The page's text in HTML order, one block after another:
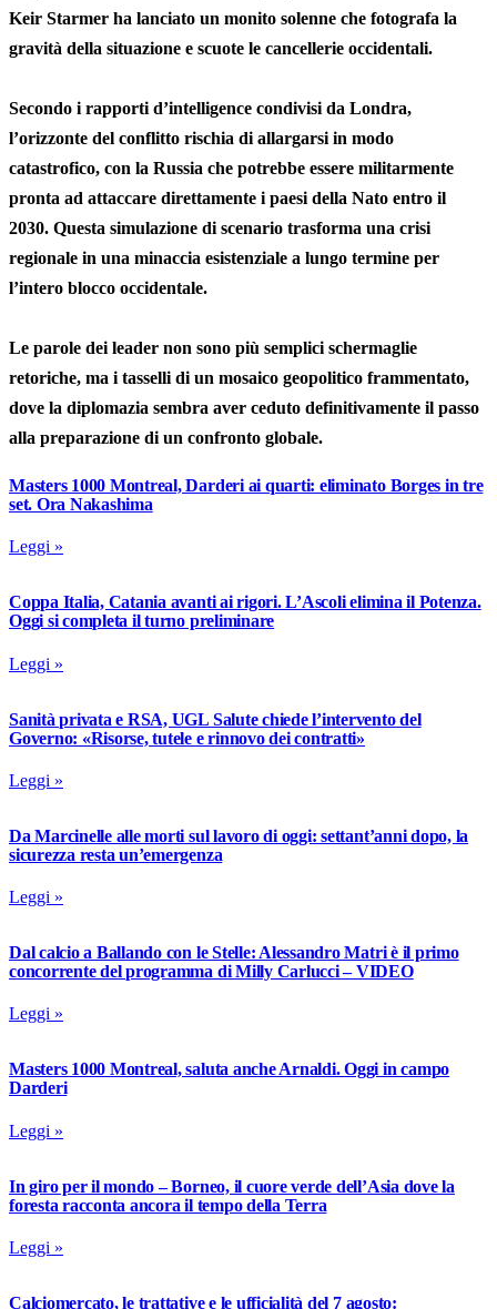
Keir Starmer ha lanciato un monito solenne che fotografa la
gravità della situazione e scuote le cancellerie occidentali.
Secondo i rapporti d’intelligence condivisi da Londra,
l’orizzonte del conflitto rischia di allargarsi in modo
catastrofico, con la Russia che potrebbe essere militarmente
pronta ad attaccare direttamente i paesi della Nato entro il
2030. Questa simulazione di scenario trasforma una crisi
regionale in una minaccia esistenziale a lungo termine per
l’intero blocco occidentale.
Le parole dei leader non sono più semplici schermaglie
retoriche, ma i tasselli di un mosaico geopolitico frammentato,
dove la diplomazia sembra aver ceduto definitivamente il passo
alla preparazione di un confronto globale.
Masters 1000 Montreal, Darderi ai quarti: eliminato Borges in tre
set. Ora Nakashima
Leggi »
Coppa Italia, Catania avanti ai rigori. L’Ascoli elimina il Potenza.
Oggi si completa il turno preliminare
Leggi »
Sanità privata e RSA, UGL Salute chiede l’intervento del
Governo: «Risorse, tutele e rinnovo dei contratti»
Leggi »
Da Marcinelle alle morti sul lavoro di oggi: settant’anni dopo, la
sicurezza resta un’emergenza
Leggi »
Dal calcio a Ballando con le Stelle: Alessandro Matri è il primo
concorrente del programma di Milly Carlucci – VIDEO
Leggi »
Masters 1000 Montreal, saluta anche Arnaldi. Oggi in campo
Darderi
Leggi »
In giro per il mondo – Borneo, il cuore verde dell’Asia dove la
foresta racconta ancora il tempo della Terra
Leggi »
Calciomercato, le trattative e le ufficialità del 7 agosto: